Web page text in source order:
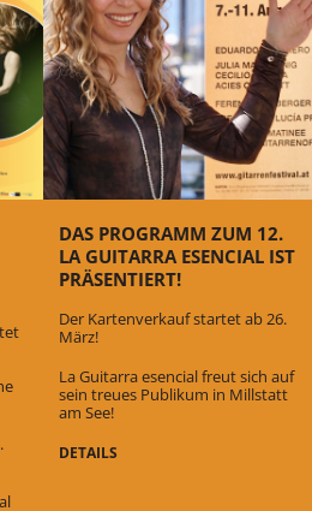
DAS PROGRAMM ZUM 12.
LA GUITARRA ESENCIAL IST
PRÄSENTIERT!
Der Kartenverkauf startet ab 26.
März!
La Guitarra esencial freut sich auf
sein treues Publikum in Millstatt
am See!
DETAILS